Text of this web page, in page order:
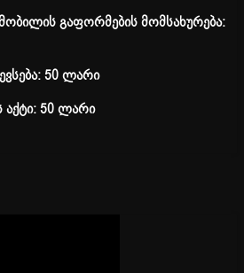
გაფორმების მომსახურება:
50 ლარი
აქტი: 50 ლარი